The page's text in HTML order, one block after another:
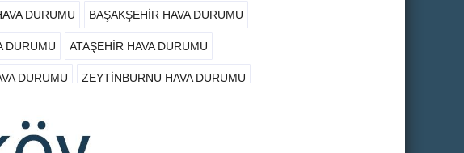
DURUMU BAŞAKŞEHIR HAVA DURUMU
DURUMU ATAŞEHIR HAVA DURUMU
DURUMU ZEYTINBURNU HAVA DURUMU
DURUMU